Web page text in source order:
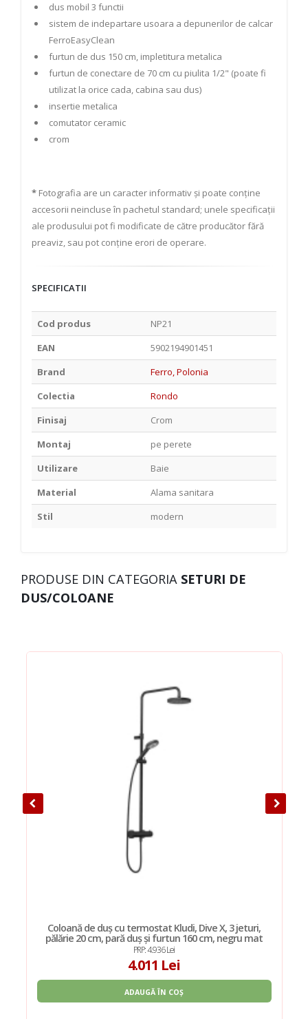
dus mobil 3 functii
sistem de indepartare usoara a depunerilor de calcar
FerroEasyClean
furtun de dus 150 cm, impletitura metalica
furtun de conectare de 70 cm cu piulita 1/2" (poate fi
utilizat la orice cada, cabina sau dus)
insertie metalica
comutator ceramic
crom
* Fotografia are un caracter informativ și poate conține
accesorii neincluse în pachetul standard; unele specificații
ale produsului pot fi modificate de către producător fără
preaviz, sau pot conține erori de operare.
SPECIFICATII
Cod produs
NP21
EAN
5902194901451
Brand
Ferro, Polonia
Colectia
Rondo
Finisaj
Crom
Montaj
pe perete
Utilizare
Baie
Material
Alama sanitara
Stil
modern
PRODUSE DIN CATEGORIA SETURI DE
DUS/COLOANE
Coloană de duș cu termostat Kludi, Dive X, 3 jeturi,
pălărie 20 cm, pară duș și furtun 160 cm, negru mat
PRP: 4.936 Lei
4.011 Lei
ADAUGĂ ÎN COȘ